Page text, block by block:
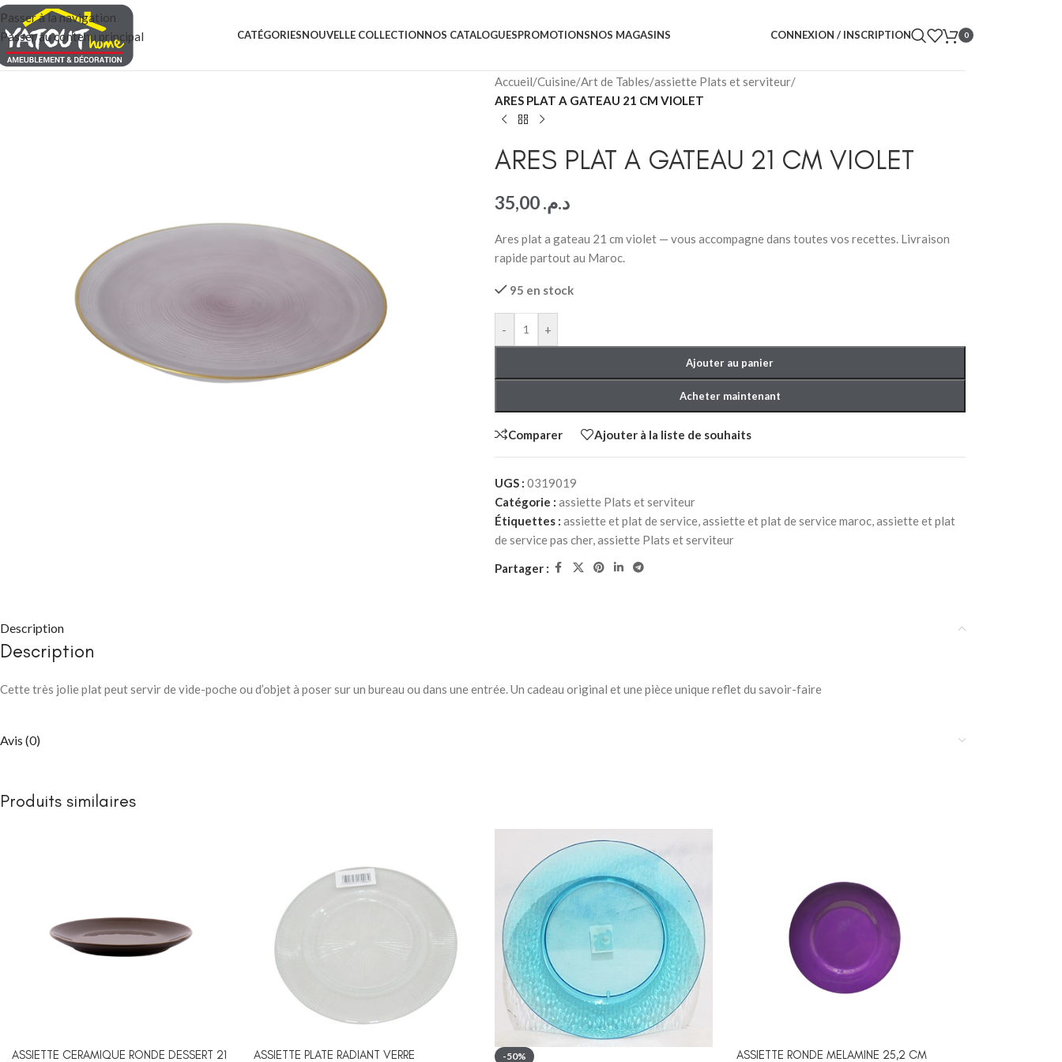
Passer à la navigation
Passer au contenu principal
CATÉGORIES
CHAMBRE À COUCHER ENFANT
Packs chambre à Coucher
Bureaux et chaises
CHAMBRE À COUCHER BÉBÉ
Lits bébé
Matelas bébé
NEW
NOUVELLE COLLECTIONNOS CATALOGUESPROMOTIONSNOS MAGASINS CONNEXION / INSCRIPTION 0
Accueil/Cuisine/Art de Tables/assiette Plats et serviteur/
ARES PLAT A GATEAU 21 CM VIOLET
ARES PLAT A GATEAU 21 CM VIOLET
د.م.35,00
Ares plat a gateau 21 cm violet — vous accompagne dans toutes vos recettes. Livraison
rapide partout au Maroc.
95 en stock
- +
Ajouter au panier
Acheter maintenant
Comparer Ajouter à la liste de souhaits
UGS : 0319019
Catégorie : assiette Plats et serviteur
Étiquettes : assiette et plat de service,assiette et plat de service maroc,assiette et plat
de service pas cher,assiette Plats et serviteur
Partager :
Description
Description
Cette très jolie plat peut servir de vide-poche ou d’objet à poser sur un bureau ou dans une entrée. Un cadeau original et une pièce unique reflet du savoir-faire
Avis (0)
Produits similaires
ASSIETTE CERAMIQUE RONDE DESSERT 21
ASSIETTE PLATE RADIANT VERRE
-50% ASSIETTE RONDE MELAMINE 25,2 CM